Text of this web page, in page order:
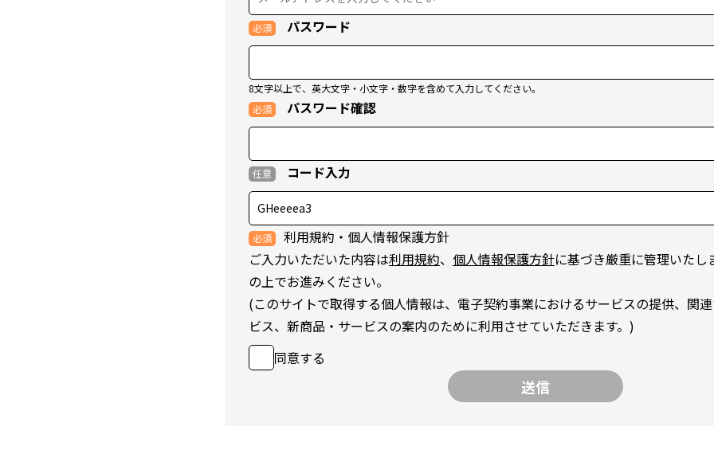
パスワード
8文字以上で、英大文字・小文字・数字を含めて入力してください。
パスワード確認
コード入力
利用規約・個人情報保護方針
ご入力いただいた内容は利用規約、 個人情報保護方針に基づき厳重に管理いたし
の上でお進みください。
(このサイトで取得する個人情報は、電子契約事業におけるサービスの提供、関
ビス、新商品・サービスの案内のために利用させていただきます。)
同意する
送信